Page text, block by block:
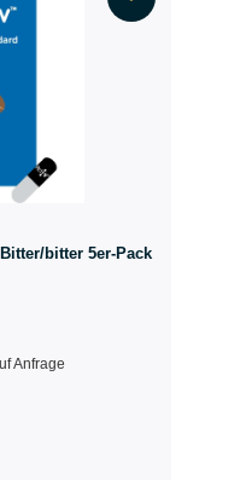
bitter 5er-Pack
Anfrage